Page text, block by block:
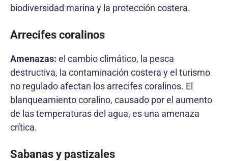
biodiversidad marina y la protección costera.
Arrecifes coralinos
Amenazas: el cambio climático, la pesca
destructiva, la contaminación costera y el turismo
no regulado afectan los arrecifes coralinos. El
blanqueamiento coralino, causado por el aumento
de las temperaturas del agua, es una amenaza
crítica.
Sabanas y pastizales